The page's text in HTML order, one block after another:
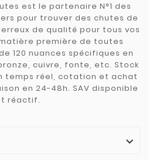
est le partenaire N°1 des
pour trouver des chutes de
de qualité pour tous vos
première de toutes
120 nuances spécifiques en
cuivre, fonte, etc. Stock
temps réel, cotation et achat
en 24-48h. SAV disponible
réactif.
